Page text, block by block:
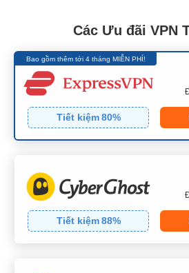
Các Ưu đãi VPN
Bao gồm thêm tới 4 tháng MIỄN PHÍ!
Tiết kiệm 80%
Tiết kiệm 88%